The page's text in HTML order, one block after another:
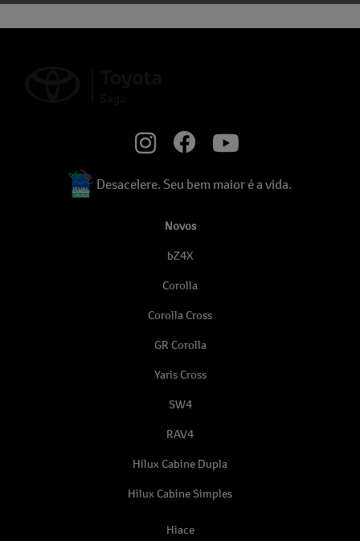
Desacelere. Seu bem maior é a vida.
Novos
bZ4X
Corolla
Corolla Cross
GR Corolla
Yaris Cross
SW4
RAV4
Hilux Cabine Dupla
Hilux Cabine Simples
Hiace